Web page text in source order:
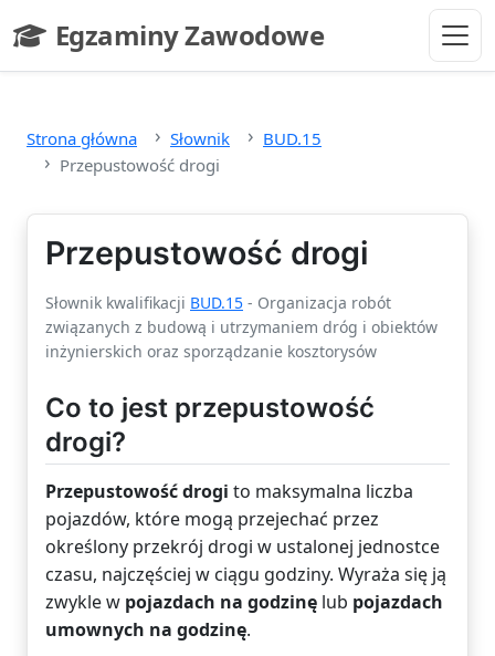
Egzaminy Zawodowe
- strona główna
Strona główna Słownik
BUD.15
Przepustowość drogi
Przepustowość drogi
Słownik kwalifikacji BUD.15 - Organizacja robót
związanych z budową i utrzymaniem dróg i obiektów
inżynierskich oraz sporządzanie kosztorysów
Co to jest przepustowość
drogi?
Przepustowość drogi to maksymalna liczba
pojazdów, które mogą przejechać przez
określony przekrój drogi w ustalonej jednostce
czasu, najczęściej w ciągu godziny. Wyraża się ją
zwykle w pojazdach na godzinę lub pojazdach
umownych na godzinę.